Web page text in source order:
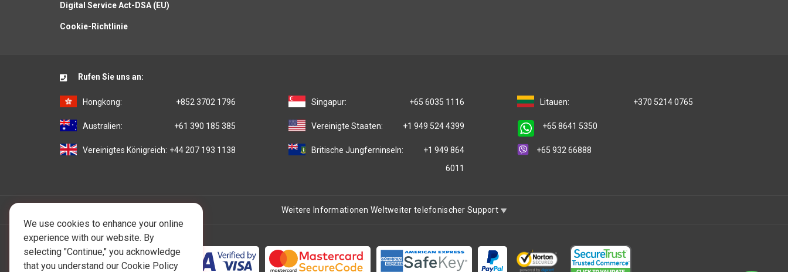
Digital Service Act-DSA (EU)
Cookie-Richtlinie
We use cookies to enhance your online
experience with our website. By
selecting "Continue," you acknowledge
that you understand our Cookie Policy
Rufen Sie uns an:
Hongkong: +852 3702 1796
Australien: +61 390 185 385
Vereinigtes Königreich: +44 207 193 1138
Singapur: +65 6035 1116
Vereinigte Staaten: +1 949 524 4399
Britische Jungferninseln:
+1 949 864
6011
Litauen: +370 5214 0765
+65 8641 5350
+65 932 66888
Weitere Informationen Weltweiter telefonischer Support